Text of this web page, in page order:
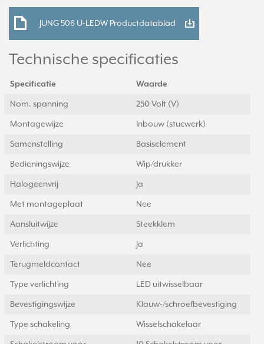
JUNG 506 U-LEDW Productdatablad
Technische specificaties
Specificatie Waarde
Nom. spanning 250 Volt (V)
Montagewijze Inbouw (stucwerk)
Samenstelling Basiselement
Bedieningswijze Wip/drukker
Halogeenvrij Ja
Met montageplaat Nee
Aansluitwijze Steekklem
Verlichting Ja
Terugmeldcontact Nee
Type verlichting LED uitwisselbaar
Bevestigingswijze Klauw-/schroefbevestiging
Type schakeling Wisselschakelaar